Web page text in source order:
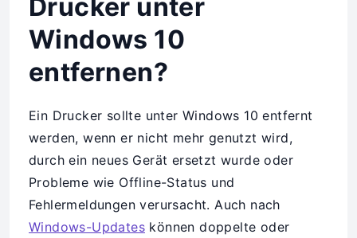
Drucker unter
Windows 10
entfernen?
Ein Drucker sollte unter Windows 10 entfernt
werden, wenn er nicht mehr genutzt wird,
durch ein neues Gerät ersetzt wurde oder
Probleme wie Offline-Status und
Fehlermeldungen verursacht. Auch nach
Windows-Updates können doppelte oder